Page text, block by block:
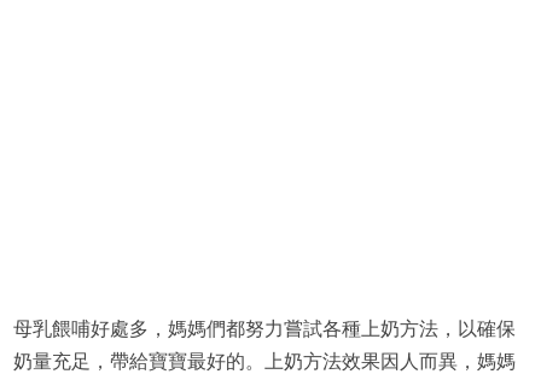
母乳餵哺好處多，媽媽們都努力嘗試各種上奶方法，以確保
奶量充足，帶給寶寶最好的。上奶方法效果因人而異，媽媽